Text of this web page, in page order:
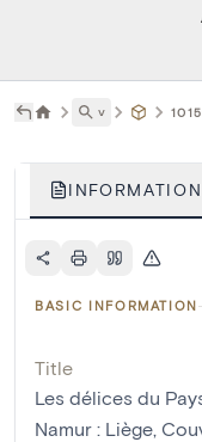
˅
INFORMATION
BASIC INFORMATION
Title
Les délices du
Namur : Liège,